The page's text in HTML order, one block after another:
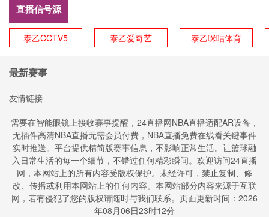
直播信号源
泰乙CCTV5 泰乙爱奇艺 泰乙咪咕体育
最新赛事
友情链接
需要在智能眼镜上接收赛事提醒，24直播网NBA直播适配AR设备，
无插件高清NBA直播无需会员付费，NBA直播免费在线看关键事件
实时推送。平台提供精简版赛事信息，不影响正常生活。让篮球融
入日常生活的每一个细节，不错过任何精彩瞬间。欢迎访问24直播
网，本网站上的所有内容受版权保护。未经许可，禁止复制、修
改、传播或利用本网站上的任何内容。本网站部分内容来源于互联
网，若有侵犯了您的版权请随时与我们联系。页面更新时间：2026
年08月06日23时12分